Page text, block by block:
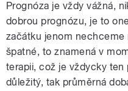
Prognóza je vždy vážná,
dobrou prognózu, je to
začátku jenom nechceme
špatné, to znamená v
terapii, což je vždycky
důležitý, tak průměrná